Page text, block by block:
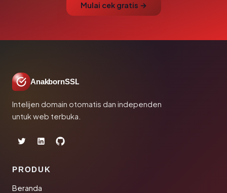
Mulai cek gratis →
AnakbornSSL
Intelijen domain otomatis dan independen
untuk web terbuka.
PRODUK
Beranda